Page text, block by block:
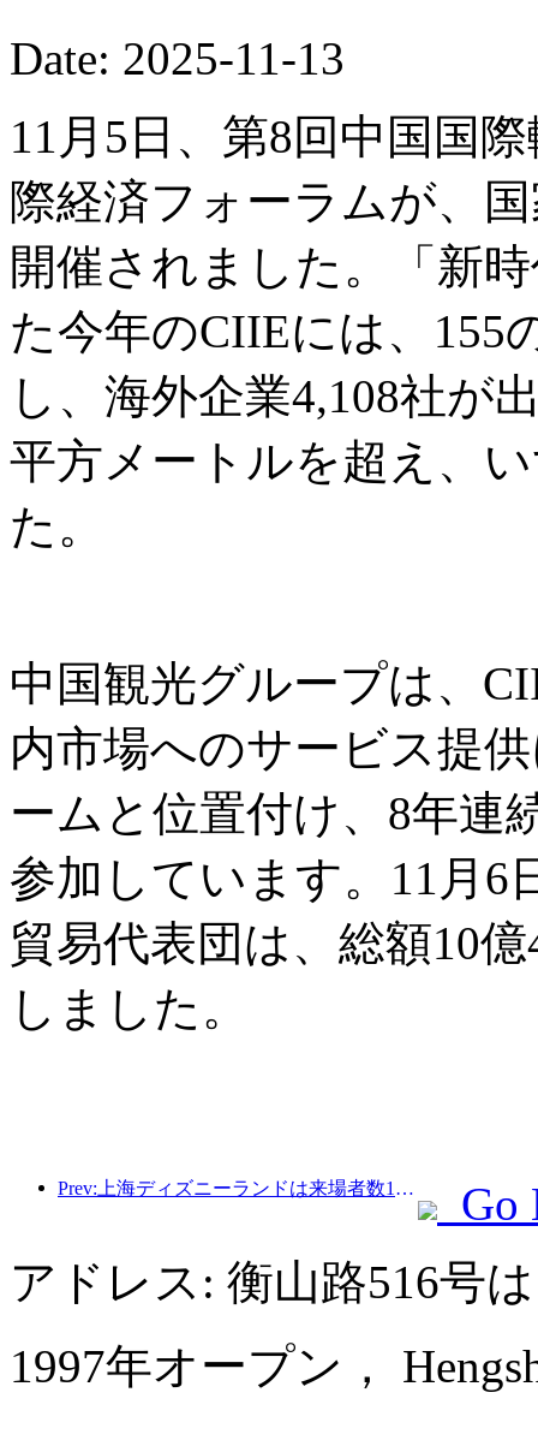
Date: 2025-11-13
11月5日、第8回中国国
際経済フォーラムが、
開催されました。「新
た今年のCIIEには、155
し、海外企業4,108社が
平方メートルを超え、
た。
中国観光グループは、
内市場へのサービス提
ームと位置付け、8年連
参加しています。11月6
貿易代表団は、総額10
しました。
Prev:上海ディズニーランドは来場者数1億人を突破し、4つ目のテーマホテルをオープンして拡張される予定。
Go
アドレス: 衡山路516号
1997年オープン，